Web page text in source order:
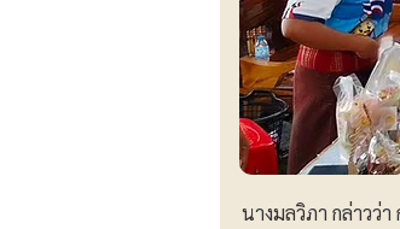
นางมลวิภา กล่าวว่